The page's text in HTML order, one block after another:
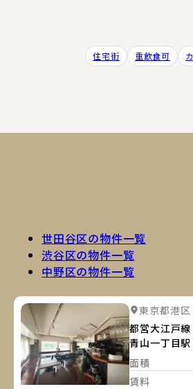
住宅街 重飲食可
世田谷区の物件一覧
渋谷区の物件一覧
中野区の物件一覧
詳細を見る
東京都港区
都営大江戸線
青山一丁目
面積
賃料